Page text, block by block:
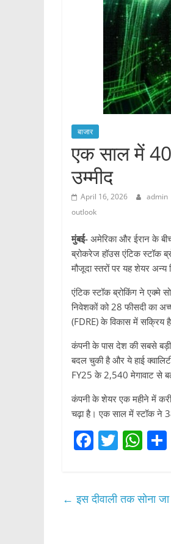
बाजार
एक साल में
उम्मीद
April 16, 2026 admin
outlook
मुंबई- अमेरिका और ईरान के
ब्रोकरेज हॉउस एंटिक स्टॉक
मौजूदा स्तरों पर यह शेयर अन्य
एंटिक स्टॉक ब्रोकिंग ने एक्मे
निवेशकों को 28 फीसदी का
(FDRE) के विकास में सक्रिय
कंपनी के पास देश की सबसे
बदल चुकी है और ये हाई
FY25 के 2,540 मेगावाट से
कंपनी के शेयर एक महीने में
चढ़ा है। एक साल में स्टॉक ने
F
e
T
er
W
s
← इस दीवाली तक सोना